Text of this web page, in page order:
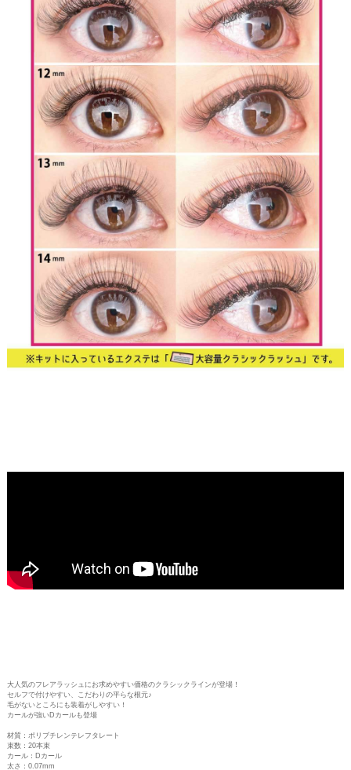
大人気のフレアラッシュにお求めやすい価格のクラシックラインが登場！
セルフで付けやすい、こだわりの平らな根元♪
毛がないところにも装着がしやすい！
カールが強いDカールも登場
材質：ポリブチレンテレフタレート
束数：20本束
カール：Dカール
太さ：0.07mm